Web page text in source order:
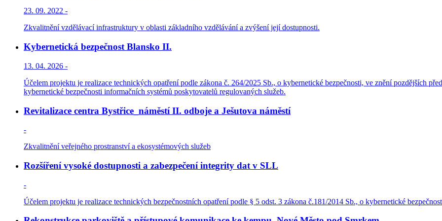
23. 09. 2022 -
Zkvalitnění vzdělávací infrastruktury v oblasti základního vzdělávání a zvýšení její dostupnosti.
Kybernetická bezpečnost Blansko II.
13. 04. 2026 -
Účelem projektu je realizace technických opatření podle zákona č. 264/2025 Sb., o kybernetické bezpečnosti, ve znění pozdějších
kybernetické bezpečnosti informačních systémů poskytovatelů regulovaných služeb.
Revitalizace centra Bystřice_náměstí II. odboje a Ješutova náměstí
-
Zkvalitnění veřejného prostranství a ekosystémových služeb
Rozšíření vysoké dostupnosti a zabezpečení integrity dat v SLL
-
Účelem projektu je realizace technických bezpečnostních opatření podle § 5 odst. 3 zákona č.181/2014 Sb., o kybernetické